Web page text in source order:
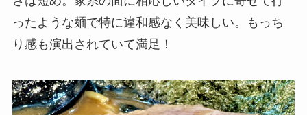
ったような麺で特に違和感なく美味しい。もっち
り感も演出されていて満足！